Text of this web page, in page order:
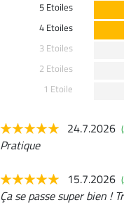
5 Etoiles
4 Etoiles
3 Etoiles
2 Etoiles
1 Etoile
24.7.2026
Pratique
15.7.2026
Ça se passe super bien !